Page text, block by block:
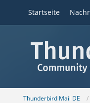
Startseite
Thunderbird Mail DE